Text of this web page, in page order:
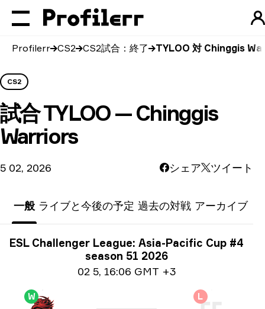
Profilerr CS2 CS2試合：終了 TYLOO 対 Chinggis
CS2
試合TYLOO — Chinggis
Warriors
5 02, 2026 シェア ツイート
一般 ライブと今後の予定 過去の対戦 アーカイブ
トーナメント情報
ESL Challenger League: Asia-Pacific Cup #4
season 51 2026
02 5, 16:06 GMT +3
W L